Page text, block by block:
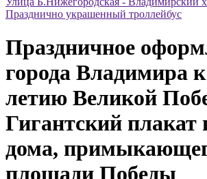
Празднично украшенный троллейбус
Праздничное
города Владимира
летию Великой
Гигантский плакат
дома,
площади Победы